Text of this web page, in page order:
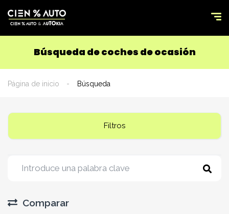
Búsqueda de coches de ocasión
Página de inicio Búsqueda
Filtros
Comparar